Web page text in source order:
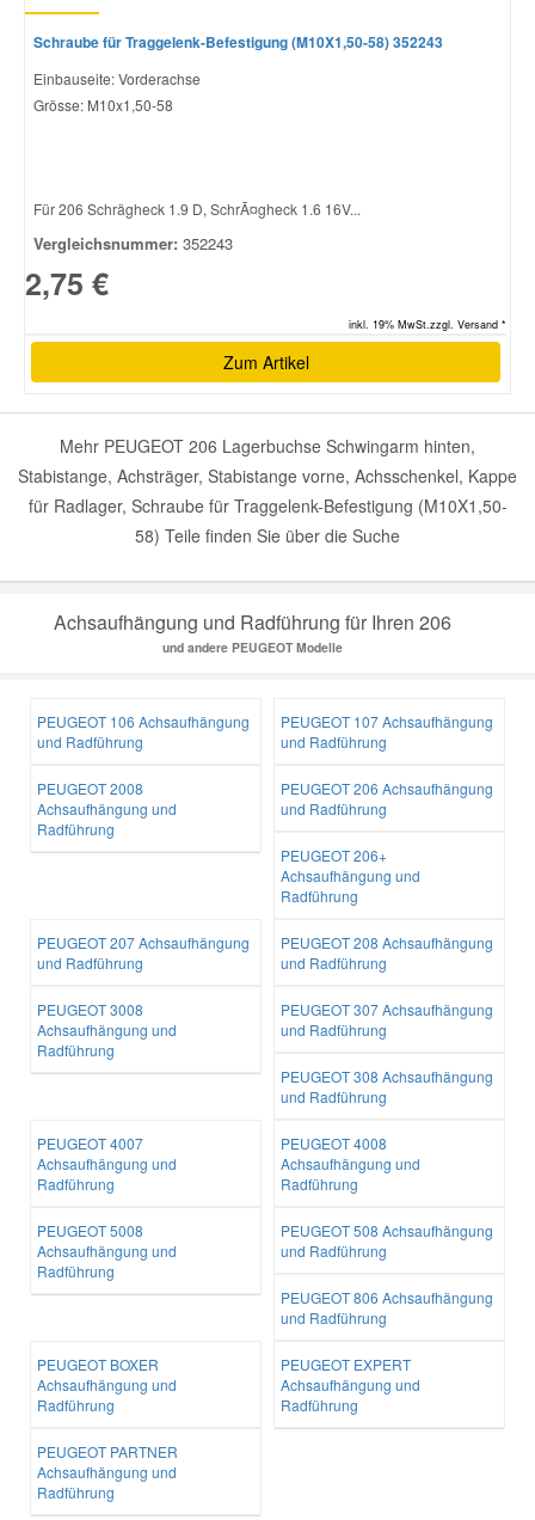
Schraube für Traggelenk-Befestigung (M10X1,50-58) 352243
Einbauseite: Vorderachse
Grösse: M10x1,50-58
Für 206 Schrägheck 1.9 D, SchrÃ¤gheck 1.6 16V...
Vergleichsnummer: 352243
2,75 €
inkl. 19% MwSt.zzgl. Versand *
Zum Artikel
Mehr PEUGEOT 206 Lagerbuchse Schwingarm hinten,
Stabistange, Achsträger, Stabistange vorne, Achsschenkel, Kappe
für Radlager, Schraube für Traggelenk-Befestigung (M10X1,50-
58) Teile finden Sie über die Suche
Achsaufhängung und Radführung für Ihren 206
und andere PEUGEOT Modelle
PEUGEOT 106 Achsaufhängung
und Radführung
PEUGEOT 107 Achsaufhängung
und Radführung
PEUGEOT 2008
Achsaufhängung und
Radführung
PEUGEOT 206 Achsaufhängung
und Radführung
PEUGEOT 206+
Achsaufhängung und
Radführung
PEUGEOT 207 Achsaufhängung
und Radführung
PEUGEOT 208 Achsaufhängung
und Radführung
PEUGEOT 3008
Achsaufhängung und
Radführung
PEUGEOT 307 Achsaufhängung
und Radführung
PEUGEOT 308 Achsaufhängung
und Radführung
PEUGEOT 4007
Achsaufhängung und
Radführung
PEUGEOT 4008
Achsaufhängung und
Radführung
PEUGEOT 5008
Achsaufhängung und
Radführung
PEUGEOT 508 Achsaufhängung
und Radführung
PEUGEOT 806 Achsaufhängung
und Radführung
PEUGEOT BOXER
Achsaufhängung und
Radführung
PEUGEOT EXPERT
Achsaufhängung und
Radführung
PEUGEOT PARTNER
Achsaufhängung und
Radführung